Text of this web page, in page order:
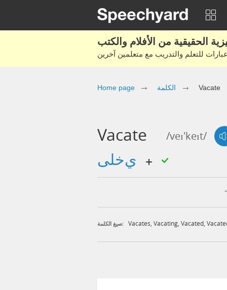
Home page الكلمة Vacate
Vacate /veɪ'keɪt/
صيغ الكلمة: Vacates Vacating Vacated